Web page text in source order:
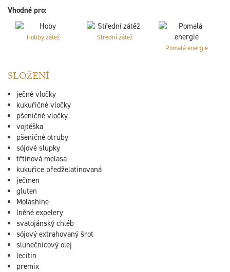
Vhodné pro:
Hobby zátěž
Střední zátěž
Pomalá energie
SLOŽENÍ
ječné vločky
kukuřičné vločky
pšeničné vločky
vojtěška
pšeničné otruby
sójové slupky
třtinová melasa
kukuřice předželatinovaná
ječmen
gluten
Molashine
lněné expelery
svatojánský chléb
sójový extrahovaný šrot
slunečnicový olej
lecitin
premix